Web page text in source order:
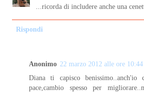
...ricorda di includere anche una
Rispondi
Anonimo 22 marzo 2012 alle ore 10:44
Diana ti capisco
pace,cambio spesso per